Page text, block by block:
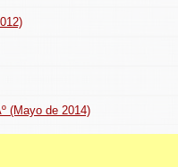
(Mayo de 2014)